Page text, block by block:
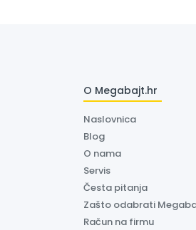
O Megabajt.hr
Naslovnica
Blog
O nama
Servis
Česta pitanja
Zašto odabrati
Račun na firmu